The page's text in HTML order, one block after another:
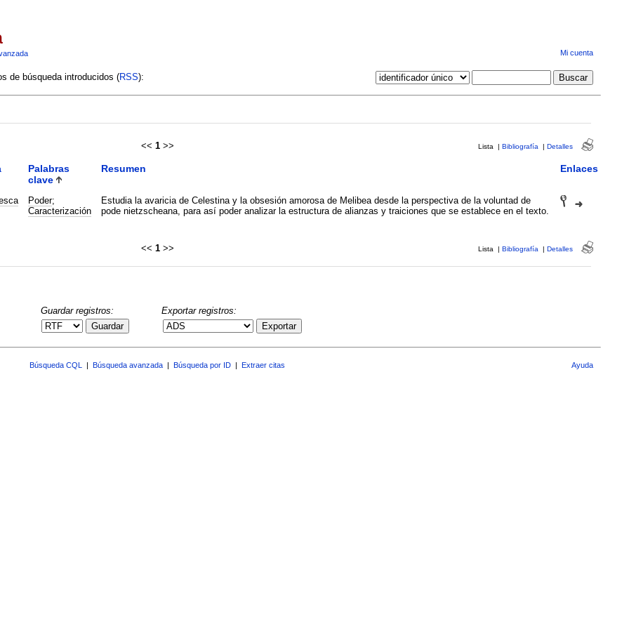
Mi cuenta
de búsqueda introducidos (RSS):
<< 1 >> Lista | Bibliografía | Detalles
Palabras
clave
Resumen Enlaces
Poder;
Caracterización
Estudia la avaricia de Celestina y la obsesión amorosa de Melibea desde la perspectiva de la voluntad de
pode nietzscheana, para así poder analizar la estructura de alianzas y traiciones que se establece en el texto.
<< 1 >> Lista | Bibliografía | Detalles
Guardar registros:
Guardar
Exportar registros:
Exportar
Búsqueda CQL Búsqueda avanzada Búsqueda por ID Extraer citas Ayuda